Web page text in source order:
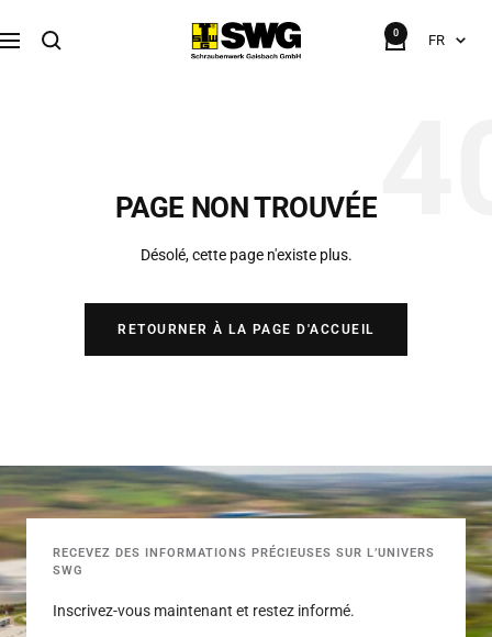
au
Navigation
SWG
Schraubenwerk
0 Langue
FR
PAGE NON TROUVÉE
Désolé, cette page n'existe plus.
RETOURNER À LA PAGE D'ACCUEIL
RECEVEZ DES INFORMATIONS PRÉCIEUSES SUR L’UNIVERS
SWG
Inscrivez-vous maintenant et restez informé.